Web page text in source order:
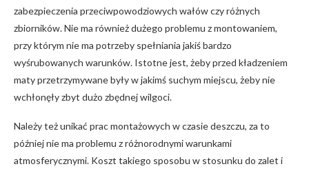
zabezpieczenia przeciwpowodziowych wałów czy różnych
zbiorników. Nie ma również dużego problemu z montowaniem,
przy którym nie ma potrzeby spełniania jakiś bardzo
wyśrubowanych warunków. Istotne jest, żeby przed kładzeniem
maty przetrzymywane były w jakimś suchym miejscu, żeby nie
wchłonęły zbyt dużo zbędnej wilgoci.
Należy też unikać prac montażowych w czasie deszczu, za to
później nie ma problemu z różnorodnymi warunkami
atmosferycznymi. Koszt takiego sposobu w stosunku do zalet i